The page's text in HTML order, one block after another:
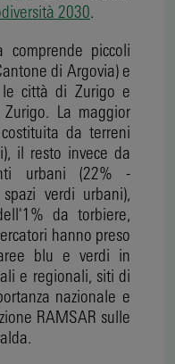
2030.
comprende piccoli
di Argovia) e
città di Zurigo e
La maggior
da terreni
il resto invece da
urbani (22% -
verdi urbani),
da torbiere,
hanno preso
blu e verdi in
e regionali, siti di
nazionale e
RAMSAR sulle